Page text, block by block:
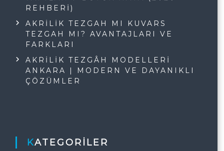
REHBERI)
AKRILIK TEZGAH MI KUVARS
TEZGAH MI? AVANTAJLARI VE
FARKLARI
AKRILIK TEZGÂH MODELLERI
ANKARA | MODERN VE DAYANIKLI
ÇÖZÜMLER
KATEGORILER